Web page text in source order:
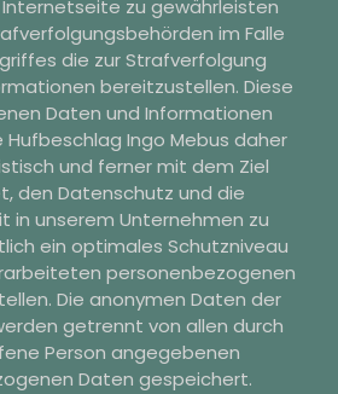
Internetseite zu gewährleisten
im Falle
die zur Strafverfolgung
bereitzustellen. Diese
Daten und Informationen
Ingo Mebus daher
und ferner mit dem Ziel
den Datenschutz und die
in unserem Unternehmen zu
ein optimales Schutzniveau
personenbezogenen
Die anonymen Daten der
getrennt von allen durch
Person angegebenen
Daten gespeichert.